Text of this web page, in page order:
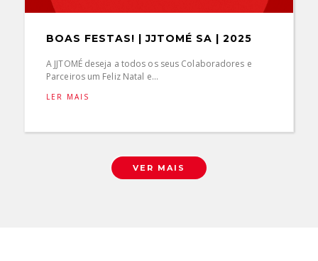
BOAS FESTAS! | JJTOMÉ SA | 2025
A JJTOMÉ deseja a todos os seus Colaboradores e
Parceiros um Feliz Natal e...
LER MAIS
VER MAIS